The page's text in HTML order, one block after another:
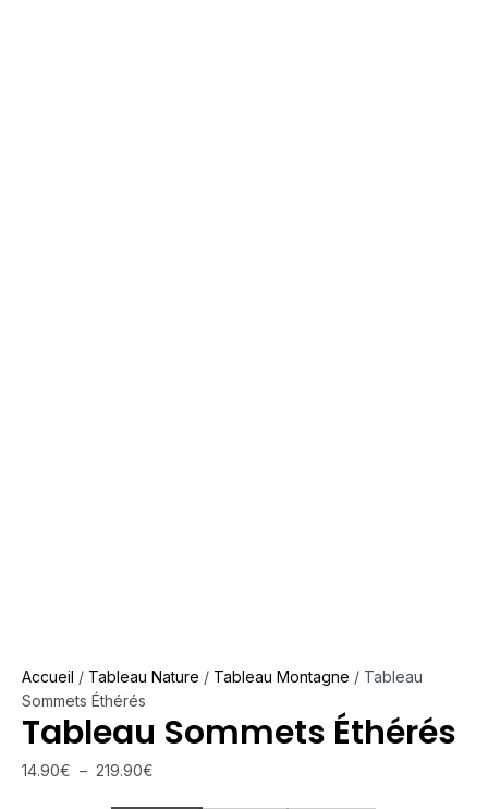
Accueil / Tableau Nature / Tableau Montagne / Tableau
Sommets Éthérés
Tableau Sommets Éthérés
14.90€ – 219.90€